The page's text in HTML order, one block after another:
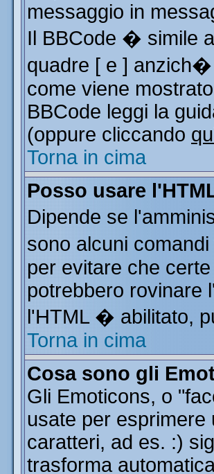
messaggio in
Il BBCode � simile
quadre [ e ]
come viene
BBCode leggi la
(oppure cliccando
Torna in cima
Posso usare
Dipende se
sono alcuni
per evitare che
potrebbero rovinare
l'HTML � abilitato,
Torna in cima
Cosa sono gli
Gli Emoticons, o
usate per
caratteri, ad es. :)
trasforma